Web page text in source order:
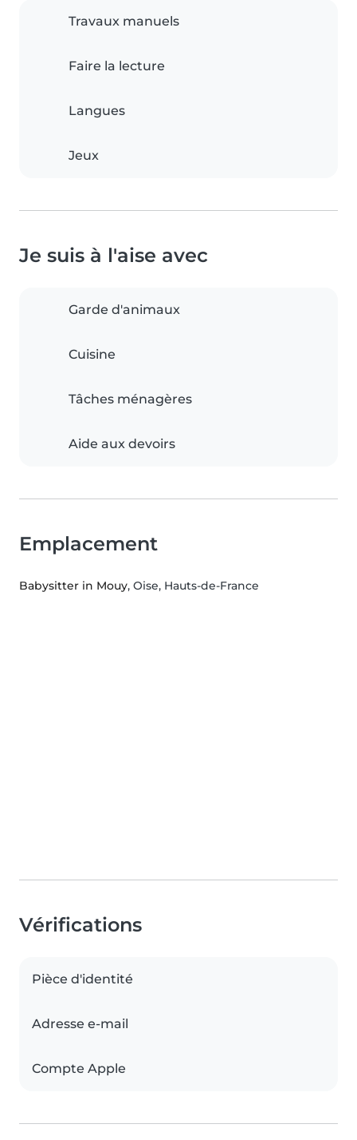
Travaux manuels
Faire la lecture
Langues
Jeux
Je suis à l'aise avec
Garde d'animaux
Cuisine
Tâches ménagères
Aide aux devoirs
Emplacement
Babysitter in Mouy, Oise, Hauts-de-France
Vérifications
Pièce d'identité
Adresse e-mail
Compte Apple